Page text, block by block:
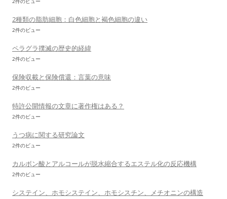
2種類の脂肪細胞：白色細胞と褐色細胞の違い
2件のビュー
ペラグラ撲滅の歴史的経緯
2件のビュー
保険収載と保険償還：言葉の意味
2件のビュー
特許公開情報の文章に著作権はある？
2件のビュー
うつ病に関する研究論文
2件のビュー
カルボン酸とアルコールが脱水縮合するエステル化の反応機構
2件のビュー
システイン、ホモシステイン、ホモシスチン、メチオニンの構造